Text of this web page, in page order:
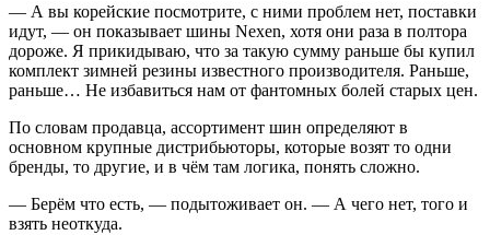
— А вы корейские посмотрите, с ними проблем нет, поставки
идут, — он показывает шины Nexen, хотя они раза в полтора
дороже. Я прикидываю, что за такую сумму раньше бы купил
комплект зимней резины известного производителя. Раньше,
раньше… Не избавиться нам от фантомных болей старых цен.
По словам продавца, ассортимент шин определяют в
основном крупные дистрибьюторы, которые возят то одни
бренды, то другие, и в чём там логика, понять сложно.
— Берём что есть, — подытоживает он. — А чего нет, того и
взять неоткуда.